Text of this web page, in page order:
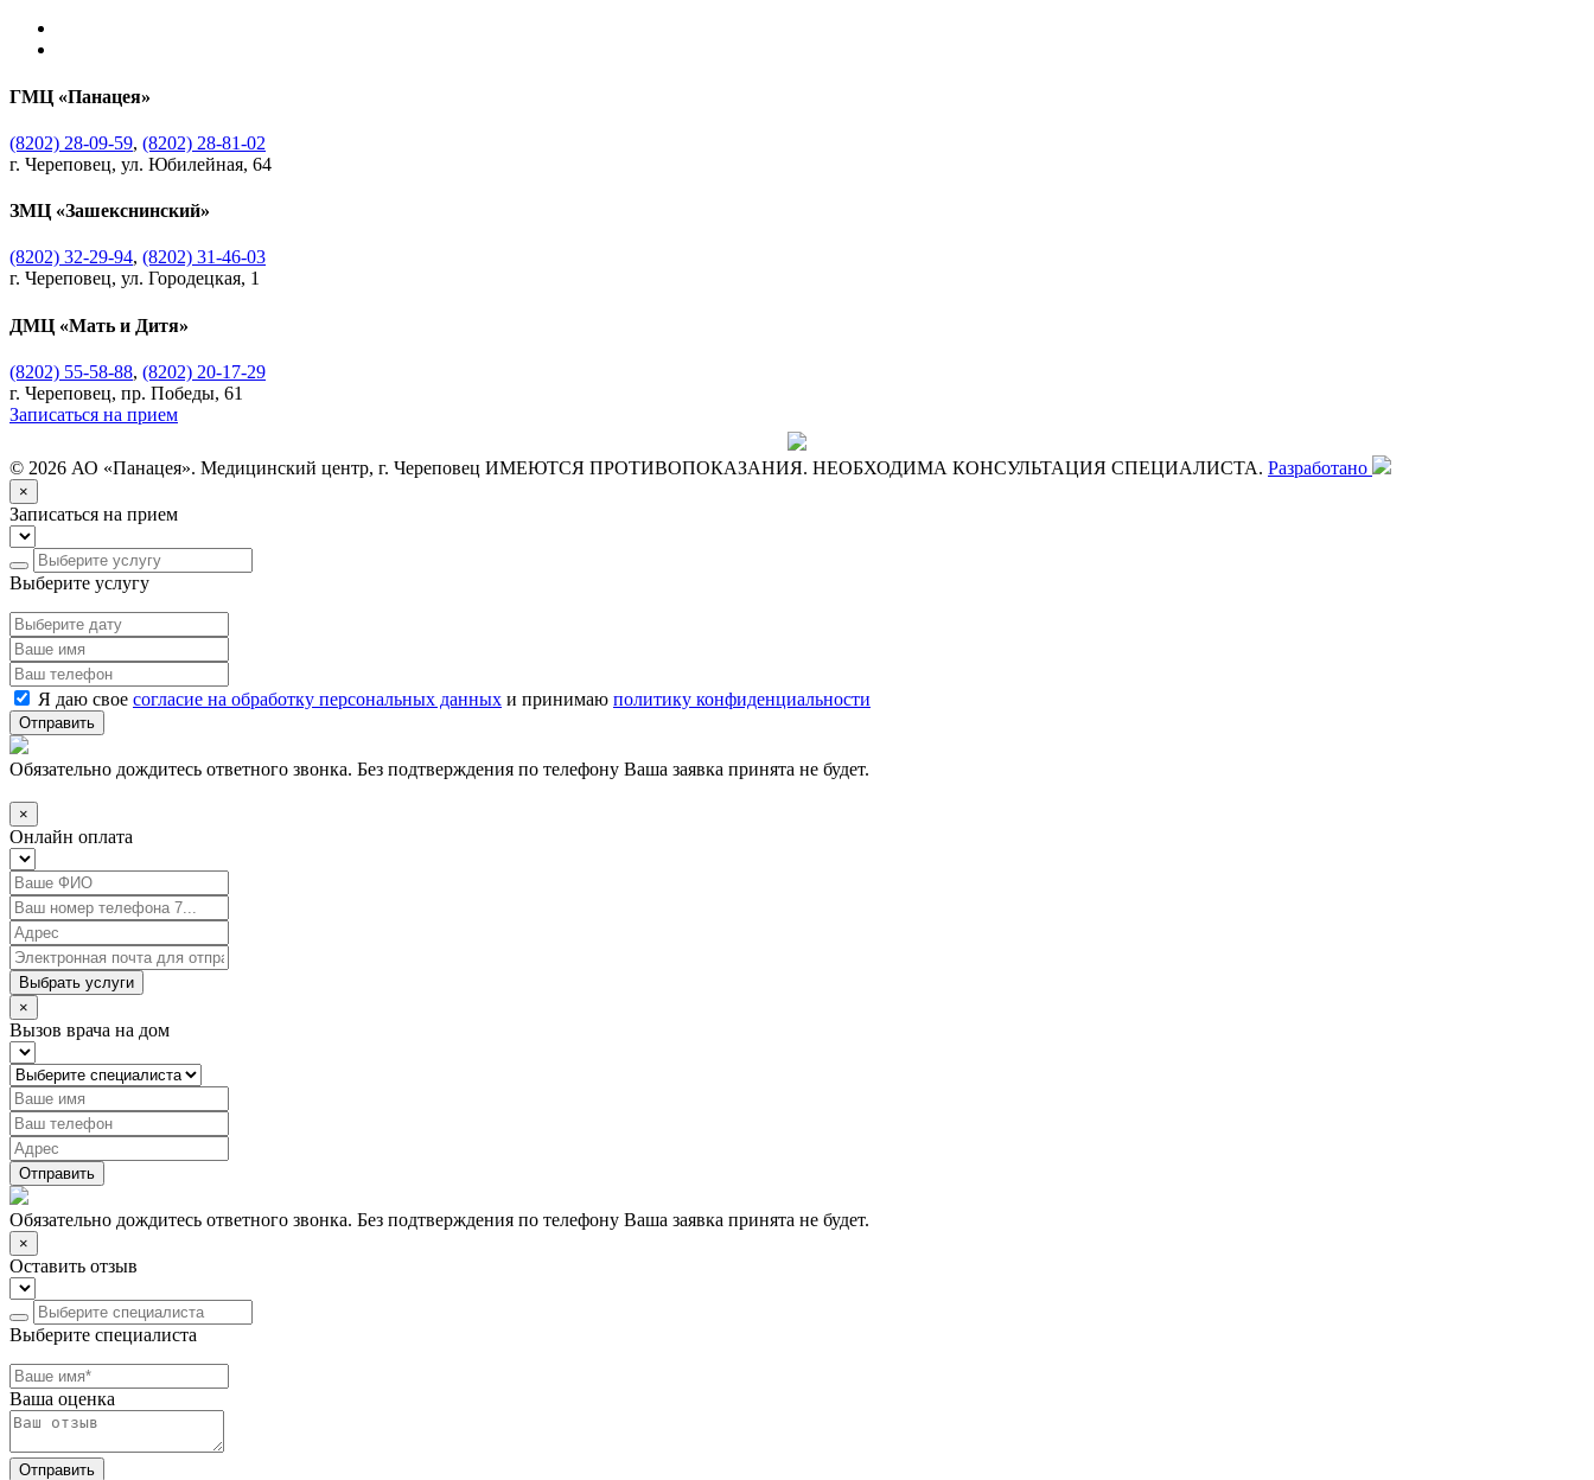
ГМЦ «Панацея»
(8202) 28-09-59, (8202) 28-81-02
г. Череповец, ул. Юбилейная, 64
ЗМЦ «Зашекснинский»
(8202) 32-29-94, (8202) 31-46-03
г. Череповец, ул. Городецкая, 1
ДМЦ «Мать и Дитя»
(8202) 55-58-88, (8202) 20-17-29
г. Череповец, пр. Победы, 61
Записаться на прием
© 2026 АО «Панацея». Медицинский центр, г. Череповец ИМЕЮТСЯ ПРОТИВОПОКАЗАНИЯ. НЕОБХОДИМА КОНСУЛЬТАЦИЯ СПЕЦИАЛИСТА. Разработано
×
Записаться на прием
Выберите услугу
Я даю свое согласие на обработку персональных данных и принимаю политику конфиденциальности
Отправить
Обязательно дождитесь ответного звонка. Без подтверждения по телефону Ваша заявка принята не будет.
×
Онлайн оплата
Выбрать услуги
×
Вызов врача на дом
Отправить
Обязательно дождитесь ответного звонка. Без подтверждения по телефону Ваша заявка принята не будет.
×
Оставить отзыв
Выберите специалиста
Ваша оценка
Отправить